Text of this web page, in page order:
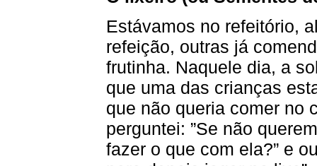
Estávamos no refeitório,
refeição, outras já
frutinha. Naquele dia, a
que uma das crianças
que não queria comer no
perguntei: ”Se não
fazer o que com ela?” e